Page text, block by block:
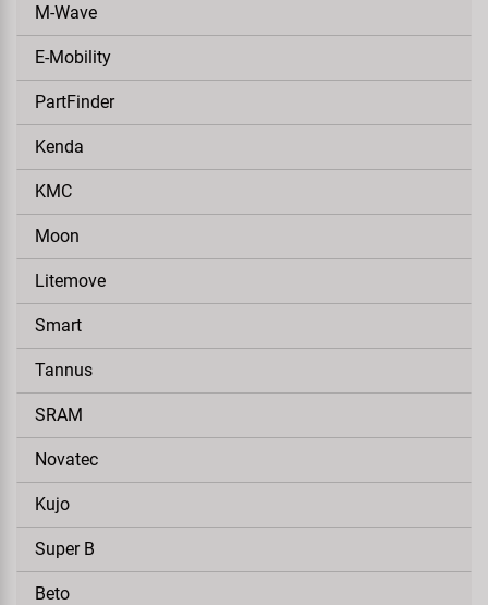
M-Wave
E-Mobility
PartFinder
Kenda
KMC
Moon
Litemove
Smart
Tannus
SRAM
Novatec
Kujo
Super B
Beto